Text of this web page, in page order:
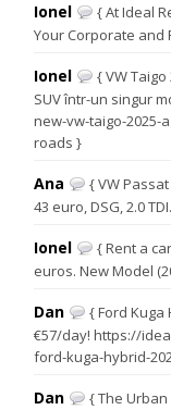
Ionel
{ At Ideal
Your Corporate and
Ionel
{ VW
SUV într-un singur
new-vw-taigo-2025-
roads }
Ana
{ VW
43 euro, DSG, 2.0
Ionel
{ Rent a
euros. New Model
Dan
{ Ford Kuga
€57/day! https://
ford-kuga-hybrid-
Dan
{ The